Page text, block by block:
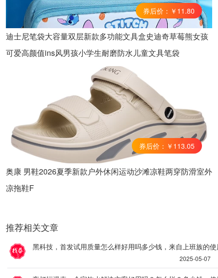
券后价：￥11.80
迪士尼笔袋大容量双层新款多功能文具盒史迪奇草莓熊女孩
可爱高颜值ins风男孩小学生耐磨防水儿童文具笔袋
券后价：￥113.05
奥康 男鞋2026夏季新款户外休闲运动沙滩凉鞋两穿防滑室外
凉拖鞋F
推荐相关文章
黑科技，首发试用质量怎么样好用吗多少钱，来自上班族的
2025-05-07